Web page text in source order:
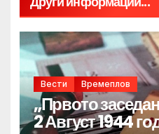
Вести Времеплов
„Првото
2 Август 1944